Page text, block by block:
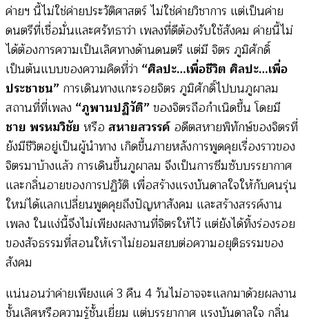
ค่ายฯ นี้ไม่ใช่ค่ายประวัติศาสตร์ ไม่ใช่ค่ายวิชาการ แต่เป็นค่าย
ดนตรีที่เชื่อมั่นและศรัทธาว่า เพลงที่ดีต้องรับใช้สังคม ค่ายนี้ไม่
ได้ต้องการความเป็นเลิศทางด้านดนตรี แต่มี จิตร ภูมิศักดิ์
เป็นต้นแบบของความคิดที่ว่า “ศิลปะ…เพื่อชีวิต ศิลปะ…เพื่อ
ประชาชน” การเดินทางแกะรอยจิตร ภูมิศักดิ์ไปบนภูผาลม
สถานที่ที่เพลง “ภูพานปฏิวัติ”ของจิตรถือกำเนิดขึ้น โดยมี
ชาย พรหมวิชัย หรือ สหายสวรรค์ อดีตสหายพิทักษ์ของจิตรที่
ยังมีชีวิตอยู่เป็นผู้นำทาง เกิดขึ้นภายหลังการพูดคุยเรื่องราวของ
จิตรมาบ้างแล้ว การเดินขึ้นภูผาลม จึงเป็นการซึมซับบรรยากาศ
และกลิ่นอายของการปฏิวัติ เพื่อสร้างแรงบันดาลใจให้กับคนรุ่น
ใหม่ได้แลกเปลี่ยนพูดคุยถึงปัญหาสังคม และสร้างสรรค์งาน
เพลง ในแง่นี้จึงไม่เพียงผลงานที่จิตรให้ไว้ แต่ยังได้ทิ้งร่องรอย
ของสัจธรรมที่สอนให้เราไม่ยอมสยบต่อความอยุติธรรมของ
สังคม
แน่นอนว่าค่ายเพียงแค่ 3 คืน 4 วันไม่อาจจะแลกมาด้วยผลงาน
ชั้นเลิศหรือความรู้ชั้นเยี่ยม แต่บรรยากาศ แรงบันดาลใจ กลิ่น